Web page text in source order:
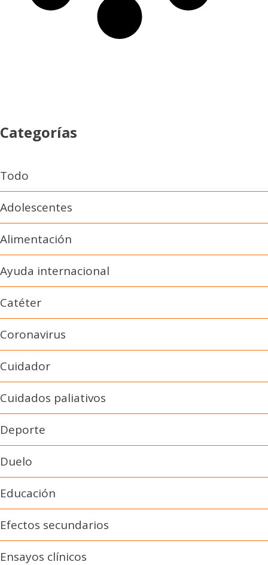
Categorías
Todo
Adolescentes
Alimentación
Ayuda internacional
Catéter
Coronavirus
Cuidador
Cuidados paliativos
Deporte
Duelo
Educación
Efectos secundarios
Ensayos clínicos